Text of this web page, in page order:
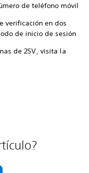
de teléfono móvil
verificación en dos
de inicio de sesión
de 2SV, visita la